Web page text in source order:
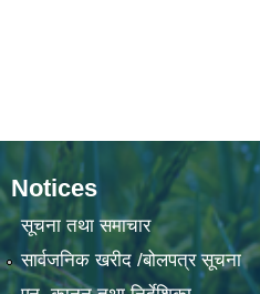
Notices
सूचना तथा समाचार
सार्वजनिक खरीद /बोलपत्र सूचना